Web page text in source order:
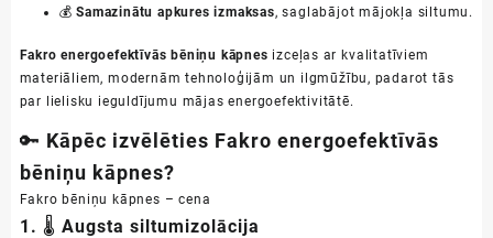
💰Samazinātu apkures izmaksas, saglabājot mājokļa siltumu.
Fakro energoefektīvās bēniņu kāpnes izceļas ar kvalitatīviem
materiāliem, modernām tehnoloģijām un ilgmūžību, padarot tās
par lielisku ieguldījumu mājas energoefektivitātē.
🔑 Kāpēc izvēlēties Fakro energoefektīvās
bēniņu kāpnes?
Fakro bēniņu kāpnes – cena
1. 🌡️ Augsta siltumizolācija